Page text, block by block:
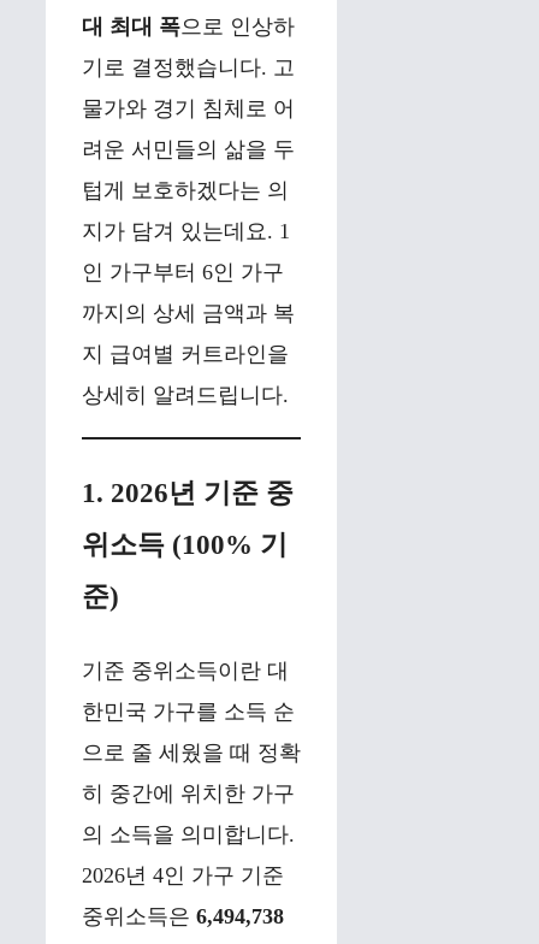
대 최대 폭으로 인상하
기로 결정했습니다. 고
물가와 경기 침체로 어
려운 서민들의 삶을 두
텁게 보호하겠다는 의
지가 담겨 있는데요. 1
인 가구부터 6인 가구
까지의 상세 금액과 복
지 급여별 커트라인을
상세히 알려드립니다.
1. 2026년 기준 중
위소득 (100% 기
준)
기준 중위소득이란 대
한민국 가구를 소득 순
으로 줄 세웠을 때 정확
히 중간에 위치한 가구
의 소득을 의미합니다.
2026년 4인 가구 기준
중위소득은 6,494,738